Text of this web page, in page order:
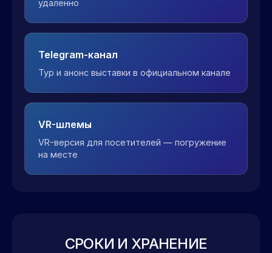
удалённо
Telegram-канал
Тур и анонс выставки в официальном канале
VR-шлемы
VR-версия для посетителей — погружение
на месте
СРОКИ И ХРАНЕНИЕ